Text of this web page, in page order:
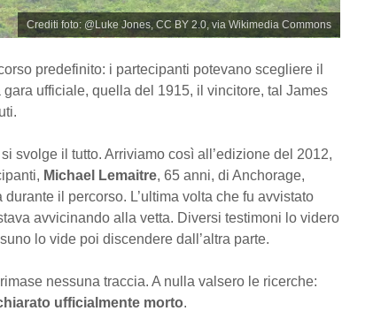
Crediti foto: @Luke Jones, CC BY 2.0, via Wikimedia Commons
predefinito: i partecipanti potevano scegliere il
ufficiale, quella del 1915, il vincitore, tal James
svolge il tutto. Arriviamo così all’edizione del 2012,
Michael Lemaitre, 65 anni, di Anchorage,
il percorso. L’ultima volta che fu avvistato
avvicinando alla vetta. Diversi testimoni lo videro
lo vide poi discendere dall’altra parte.
nessuna traccia. A nulla valsero le ricerche:
ufficialmente morto.